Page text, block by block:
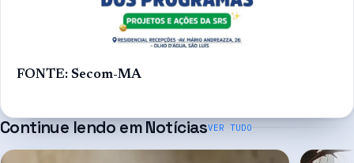
FONTE: Secom-MA
Continue lendo emNotíciasVER TUDO